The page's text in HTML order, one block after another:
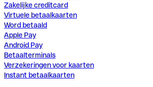
Zakelijke creditcard
Virtuele betaalkaarten
Word betaald
Apple Pay
Android Pay
Betaalterminals
Verzekeringen voor kaarten
Instant betaalkaarten